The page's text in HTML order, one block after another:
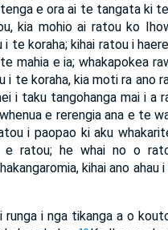
e ora ai te tangata ki te
kia mohio ai ratou ko
te koraha; kihai ratou i
mahia e ia; whakapokea
i te koraha, kia moti ra ano
i taku tangohanga mai i a
e rerengia ana e te
i paopao ki aku
e ratou; he whai no o
kihai ano ahau
i nga tikanga a o